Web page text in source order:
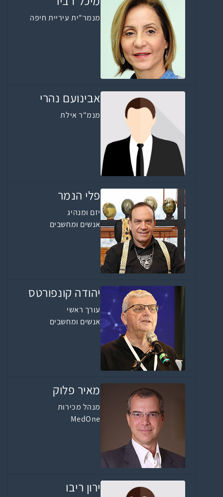
מנמר"ית עיריית חיפה
אבינועם נהרי
מנמ"ר אילת
פלי הנמר
יזם ומנהיג
אנשים ומחשבים
יהודה קונפורטס
עורך ראשי
אנשים ומחשבים
מאיר פלוק
מנהל מכירות
MedOne
ירון ריבו